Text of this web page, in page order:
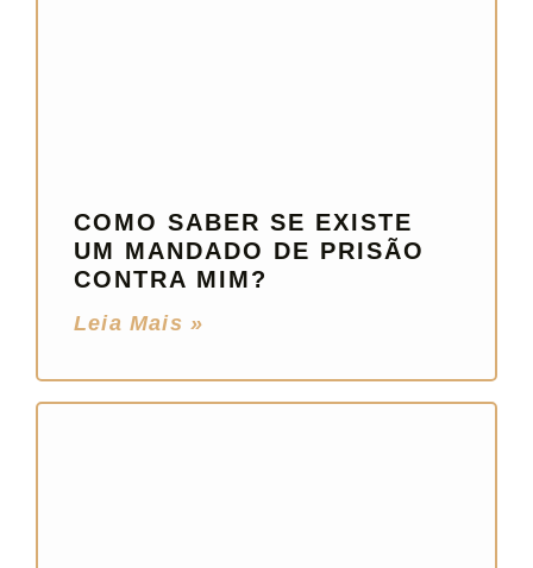
COMO SABER SE EXISTE
UM MANDADO DE PRISÃO
CONTRA MIM?
Leia Mais »